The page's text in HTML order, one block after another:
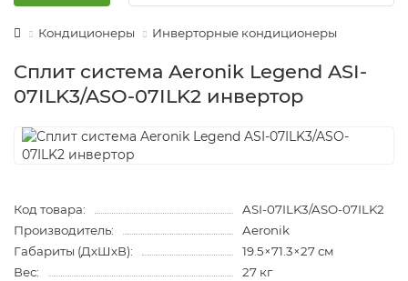
Кондиционеры Инверторные кондиционеры
Сплит система Aeronik Legend ASI-
07ILK3/ASO-07ILK2 инвертoр
Код товара:
ASI-07ILK3/ASO-07ILK2
Производитель:
Aeronik
Габариты (ДхШхВ):
19.5×71.3×27 см
Вес:
27 кг